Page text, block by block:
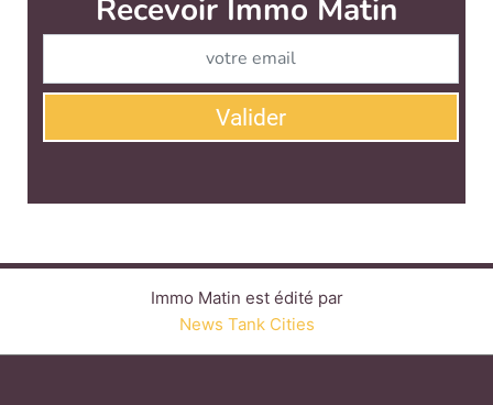
Immo Matin est édité par
QUI SOMMES-NOUS ?
LINKEDINTWITTERFACEBOOK
YOUTUBE